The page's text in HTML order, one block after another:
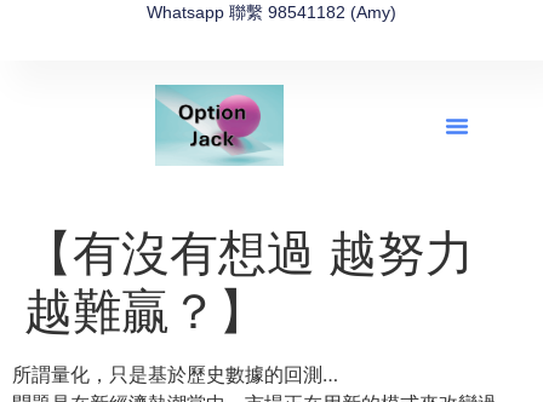
Whatsapp 聯繫 98541182 (Amy)
【有沒有想過 越努力
越難贏？】
所謂量化，只是基於歷史數據的回測…